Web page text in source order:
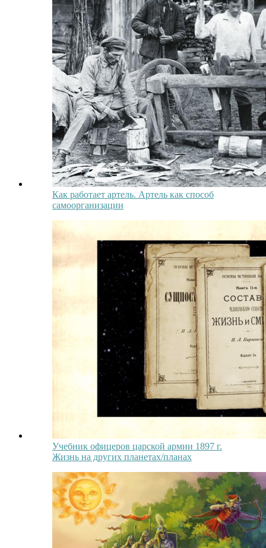
Как работает артель. Артель как способ
самоорганизации
Учебник офицеров царской армии 1897 г.
Жизнь на других планетах/планах